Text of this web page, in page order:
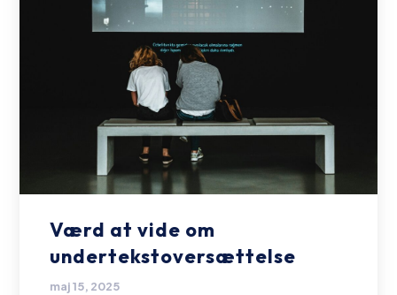
Værd at vide om
undertekstoversættelse
maj 15, 2025